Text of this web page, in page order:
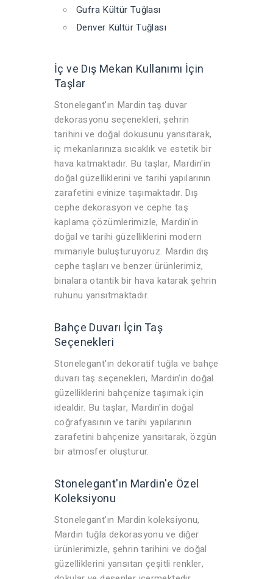
Gufra Kültür Tuğlası
Denver Kültür Tuğlası
İç ve Dış Mekan Kullanımı İçin
Taşlar
Stonelegant'ın Mardin taş duvar
dekorasyonu seçenekleri, şehrin
tarihini ve doğal dokusunu yansıtarak,
iç mekanlarınıza sıcaklık ve estetik bir
hava katmaktadır. Bu taşlar, Mardin'in
doğal güzelliklerini ve tarihi yapılarının
zarafetini evinize taşımaktadır. Dış
cephe dekorasyon ve cephe taş
kaplama çözümlerimizle, Mardin'in
doğal ve tarihi güzelliklerini modern
mimariyle buluşturuyoruz. Mardin dış
cephe taşları ve benzer ürünlerimiz,
binalara otantik bir hava katarak şehrin
ruhunu yansıtmaktadır.
Bahçe Duvarı İçin Taş
Seçenekleri
Stonelegant'ın dekoratif tuğla ve bahçe
duvarı taş seçenekleri, Mardin'in doğal
güzelliklerini bahçenize taşımak için
idealdir. Bu taşlar, Mardin'in doğal
coğrafyasının ve tarihi yapılarının
zarafetini bahçenize yansıtarak, özgün
bir atmosfer oluşturur.
Stonelegant'ın Mardin'e Özel
Koleksiyonu
Stonelegant'ın Mardin koleksiyonu,
Mardin tuğla dekorasyonu ve diğer
ürünlerimizle, şehrin tarihini ve doğal
güzelliklerini yansıtan çeşitli renkler,